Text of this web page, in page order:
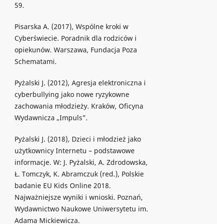
59.
Pisarska A. (2017), Wspólne kroki w
Cyberświecie. Poradnik dla rodziców i
opiekunów. Warszawa, Fundacja Poza
Schematami.
Pyżalski J. (2012), Agresja elektroniczna i
cyberbullying jako nowe ryzykowne
zachowania młodzieży. Kraków, Oficyna
Wydawnicza „Impuls”.
Pyżalski J. (2018), Dzieci i młodzież jako
użytkownicy Internetu – podstawowe
informacje. W: J. Pyżalski, A. Zdrodowska,
Ł. Tomczyk, K. Abramczuk (red.), Polskie
badanie EU Kids Online 2018.
Najważniejsze wyniki i wnioski. Poznań,
Wydawnictwo Naukowe Uniwersytetu im.
Adama Mickiewicza.